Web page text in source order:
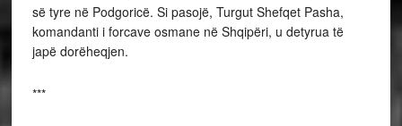
së tyre në Podgoricë. Si pasojë, Turgut Shefqet Pasha,
komandanti i forcave osmane në Shqipëri, u detyrua të
japë dorëheqjen.
***